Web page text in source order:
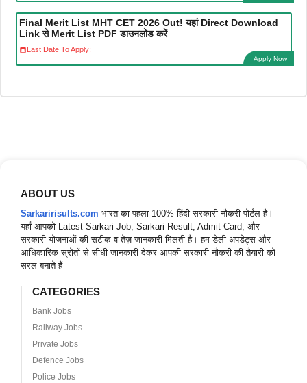
Final Merit List MHT CET 2026 Out! यहां Direct Download
Link से Merit List PDF डाउनलोड करें
Last Date To Apply:
Apply Now
ABOUT US
Sarkaririsults.com भारत का पहला 100% हिंदी सरकारी नौकरी पोर्टल है।
यहाँ आपको Latest Sarkari Job, Sarkari Result, Admit Card, और
सरकारी योजनाओं की सटीक व तेज़ जानकारी मिलती है। हम डेली अपडेट्स और
आधिकारिक स्रोतों से सीधी जानकारी देकर आपकी सरकारी नौकरी की तैयारी को
सरल बनाते हैं
CATEGORIES
Bank Jobs
Railway Jobs
Private Jobs
Defence Jobs
Police Jobs